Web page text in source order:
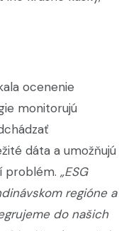
ocenenie
monitorujú
dáta a umožňujú
problém. „ESG
regióne a
do našich